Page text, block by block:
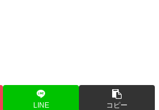
LINE コピー